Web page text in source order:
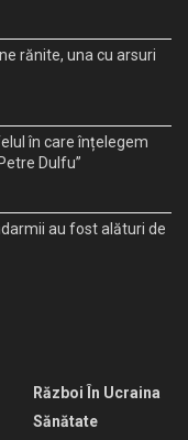
rănite, una cu arsuri
în care înțelegem
Dulfu”
au fost alături de
Război În Ucraina
Sănătate